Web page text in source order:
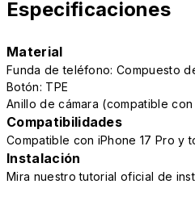
Especificaciones
Material
Funda de teléfono: Compuesto
Botón: TPE
Anillo de cámara (compatible con
Compatibilidades
Compatible con iPhone 17 Pro y
Instalación
Mira nuestro tutorial oficial de